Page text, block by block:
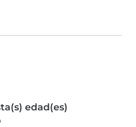
edad(es)